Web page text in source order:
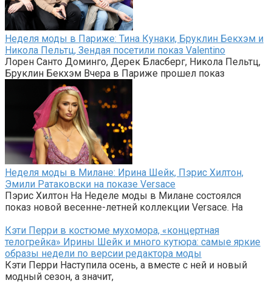
Неделя моды в Париже: Тина Кунаки, Бруклин Бекхэм и
Никола Пельтц, Зендая посетили показ Valentino
Лорен Санто Доминго, Дерек Бласберг, Никола Пельтц,
Бруклин Бекхэм Вчера в Париже прошел показ
Неделя моды в Милане: Ирина Шейк, Пэрис Хилтон,
Эмили Ратаковски на показе Versace
Пэрис Хилтон На Неделе моды в Милане состоялся
показ новой весенне-летней коллекции Versace. На
Кэти Перри в костюме мухомора, «концертная
телогрейка» Ирины Шейк и много кутюра: самые яркие
образы недели по версии редактора моды
Кэти Перри Наступила осень, а вместе с ней и новый
модный сезон, а значит,